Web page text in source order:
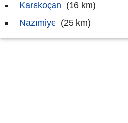
Karakoçan (16 km)
Nazımiye (25 km)